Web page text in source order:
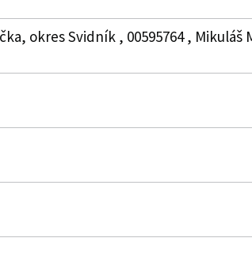
okres Svidník , 00595764 , Mikuláš